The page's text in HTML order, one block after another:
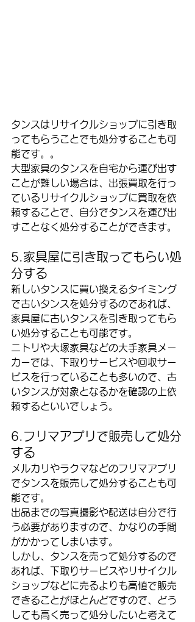
タンスはリサイクルショップに引き取
ってもらうことでも処分することも可
能です。。
大型家具のタンスを自宅から運び出す
ことが難しい場合は、出張買取を行っ
ているリサイクルショップに買取を依
頼することで、自分でタンスを運び出
すことなく処分することができます。
5.家具屋に引き取ってもらい処
分する
新しいタンスに買い換えるタイミング
で古いタンスを処分するのであれば、
家具屋に古いタンスを引き取ってもら
い処分することも可能です。
ニトリや大塚家具などの大手家具メー
カーでは、下取りサービスや回収サー
ビスを行っていることも多いので、古
いタンスが対象となるかを確認の上依
頼するといいでしょう。
6.フリマアプリで販売して処分
する
メルカリやラクマなどのフリマアプリ
でタンスを販売して処分することも可
能です。
出品までの写真撮影や配送は自分で行
う必要がありますので、かなりの手間
がかかってしまいます。
しかし、タンスを売って処分するので
あれば、下取りサービスやリサイクル
ショップなどに売るよりも高値で販売
できることがほとんどですので、どう
しても高く売って処分したいと考えて